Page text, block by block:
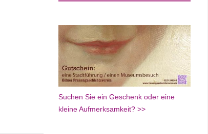
Suchen Sie ein Geschenk oder eine
kleine Aufmerksamkeit? >>